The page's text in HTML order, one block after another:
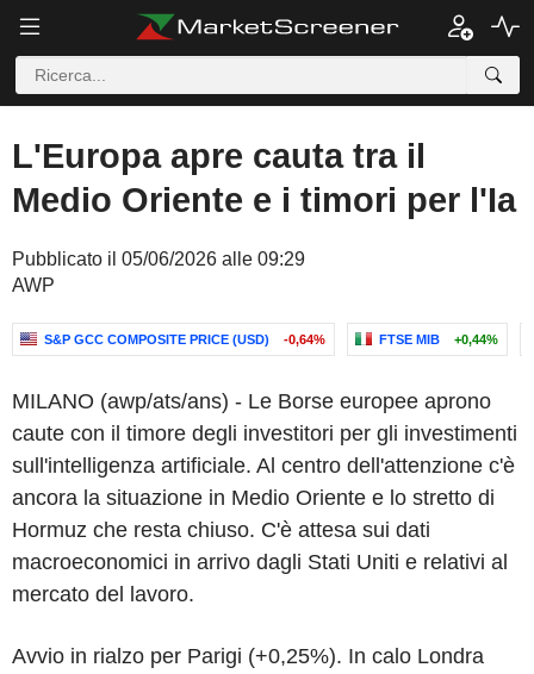
L'Europa apre cauta tra il
Medio Oriente e i timori per l'Ia
Pubblicato il 05/06/2026 alle 09:29
AWP
S&P GCC COMPOSITE PRICE (USD) -0,64% FTSE MIB +0,44%
MILANO (awp/ats/ans) - Le Borse europee aprono
caute con il timore degli investitori per gli investimenti
sull'intelligenza artificiale. Al centro dell'attenzione c'è
ancora la situazione in Medio Oriente e lo stretto di
Hormuz che resta chiuso. C'è attesa sui dati
macroeconomici in arrivo dagli Stati Uniti e relativi al
mercato del lavoro.
Avvio in rialzo per Parigi (+0,25%). In calo Londra